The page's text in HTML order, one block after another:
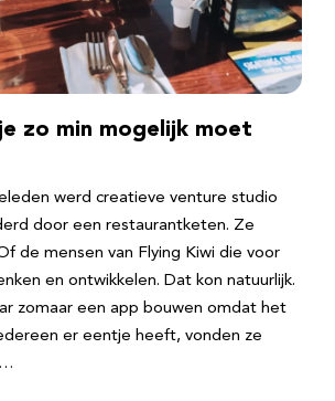
zo min mogelijk moet
werd creatieve venture studio
door een restaurantketen. Ze
de mensen van Flying Kiwi die voor
en ontwikkelen. Dat kon natuurlijk.
zomaar een app bouwen omdat het
er eentje heeft, vonden ze